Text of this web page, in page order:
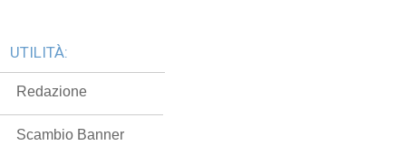
UTILITÀ:
Redazione
Scambio Banner